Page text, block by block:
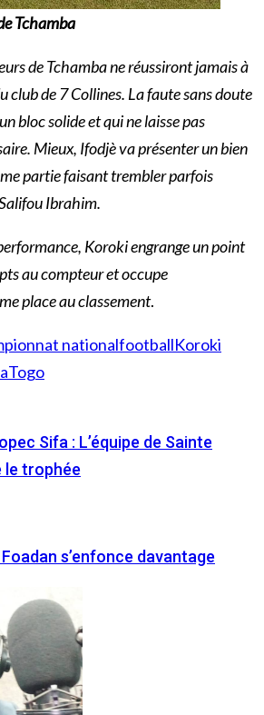
Tchamba
de Tchamba ne réussiront jamais à
club de 7 Collines. La faute sans doute
bloc solide et qui ne laisse pas
Mieux, Ifodjè va présenter un bien
partie faisant trembler parfois
Ibrahim.
Koroki engrange un point
au compteur et occupe
place au classement.
nationalfootballKoroki
Togo
Sifa : L’équipe de Sainte
le trophée
s’enfonce davantage